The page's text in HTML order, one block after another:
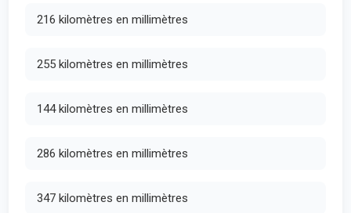
216 kilomètres en millimètres
255 kilomètres en millimètres
144 kilomètres en millimètres
286 kilomètres en millimètres
347 kilomètres en millimètres